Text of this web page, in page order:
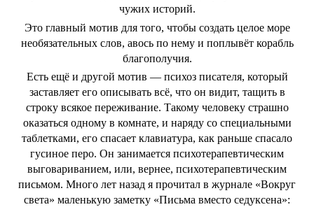
чужих историй.
Это главный мотив для того, чтобы создать целое море
необязательных слов, авось по нему и поплывёт корабль
благополучия.
Есть ещё и другой мотив — психоз писателя, который
заставляет его описывать всё, что он видит, тащить в
строку всякое переживание. Такому человеку страшно
оказаться одному в комнате, и наряду со специальными
таблетками, его спасает клавиатура, как раньше спасало
гусиное перо. Он занимается психотерапевтическим
выговариванием, или, вернее, психотерапевтическим
письмом. Много лет назад я прочитал в журнале «Вокруг
света» маленькую заметку «Письма вместо седуксена»: